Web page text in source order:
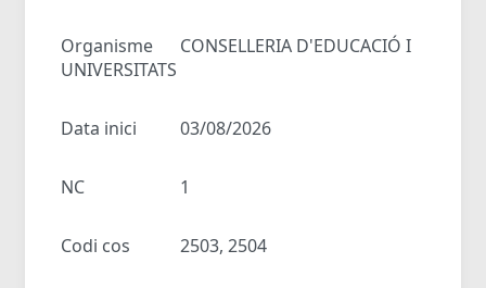
Organisme
CONSELLERIA D'EDUCACIÓ I
UNIVERSITATS
Data inici 03/08/2026
NC 1
Codi cos 2503, 2504